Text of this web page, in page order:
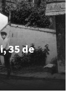
35 de